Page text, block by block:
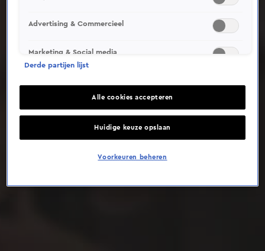
Deze video is niet beschikbaar op je huidige locatie
Advertising & Commercieel
Marketing & Social media
Derde partijen lijst
Alle cookies accepteren
Huidige keuze opslaan
Voorkeuren beheren